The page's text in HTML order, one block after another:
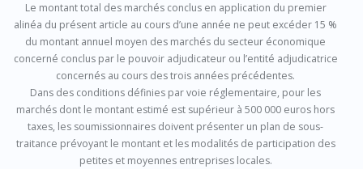
Le montant total des marchés conclus en application du premier
alinéa du présent article au cours d’une année ne peut excéder 15 %
du montant annuel moyen des marchés du secteur économique
concerné conclus par le pouvoir adjudicateur ou l’entité adjudicatrice
concernés au cours des trois années précédentes.
Dans des conditions définies par voie réglementaire, pour les
marchés dont le montant estimé est supérieur à 500 000 euros hors
taxes, les soumissionnaires doivent présenter un plan de sous-
traitance prévoyant le montant et les modalités de participation des
petites et moyennes entreprises locales.